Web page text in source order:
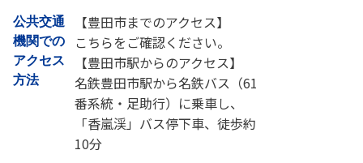
公共交通
機関での
アクセス
方法
【豊田市までのアクセス】
こちらをご確認ください。
【豊田市駅からのアクセス】
名鉄豊田市駅から名鉄バス（61
番系統・足助行）に乗車し、
「香嵐渓」バス停下車、徒歩約
10分